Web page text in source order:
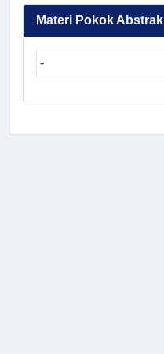
Materi Pokok Abstrak
-